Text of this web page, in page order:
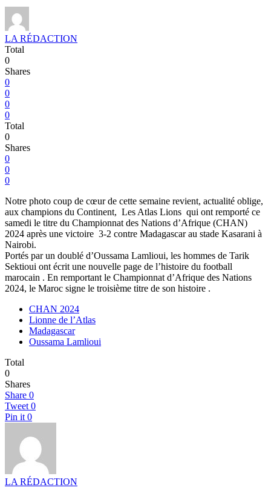
LA RÉDACTION
Total
0
Shares
0
0
0
0
Total
0
Shares
0
0
0
Notre photo coup de cœur de cette semaine revient, actualité oblige,
aux champions du Continent, Les Atlas Lions qui ont remporté ce
samedi le titre du Championnat des Nations d’Afrique (CHAN)
2024 après une victoire 3-2 contre Madagascar au stade Kasarani à
Nairobi.
Portés par un doublé d’Oussama Lamlioui, les hommes de Tarik
Sektioui ont écrit une nouvelle page de l’histoire du football
marocain . En remportant le Championnat d’Afrique des Nations
2024, le Maroc signe le troisième titre de son histoire .
CHAN 2024
Lionne de l’Atlas
Madagascar
Oussama Lamlioui
Total
0
Shares
Share 0
Tweet 0
Pin it 0
LA RÉDACTION